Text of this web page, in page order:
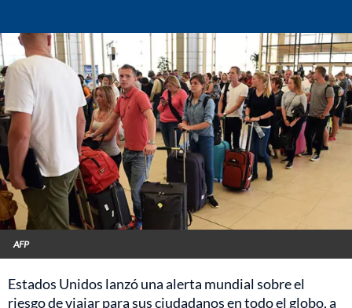
AFP
Estados Unidos lanzó una alerta mundial sobre el
riesgo de viajar para sus ciudadanos en todo el globo, a